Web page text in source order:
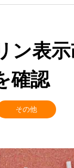
ン表
確認
その他